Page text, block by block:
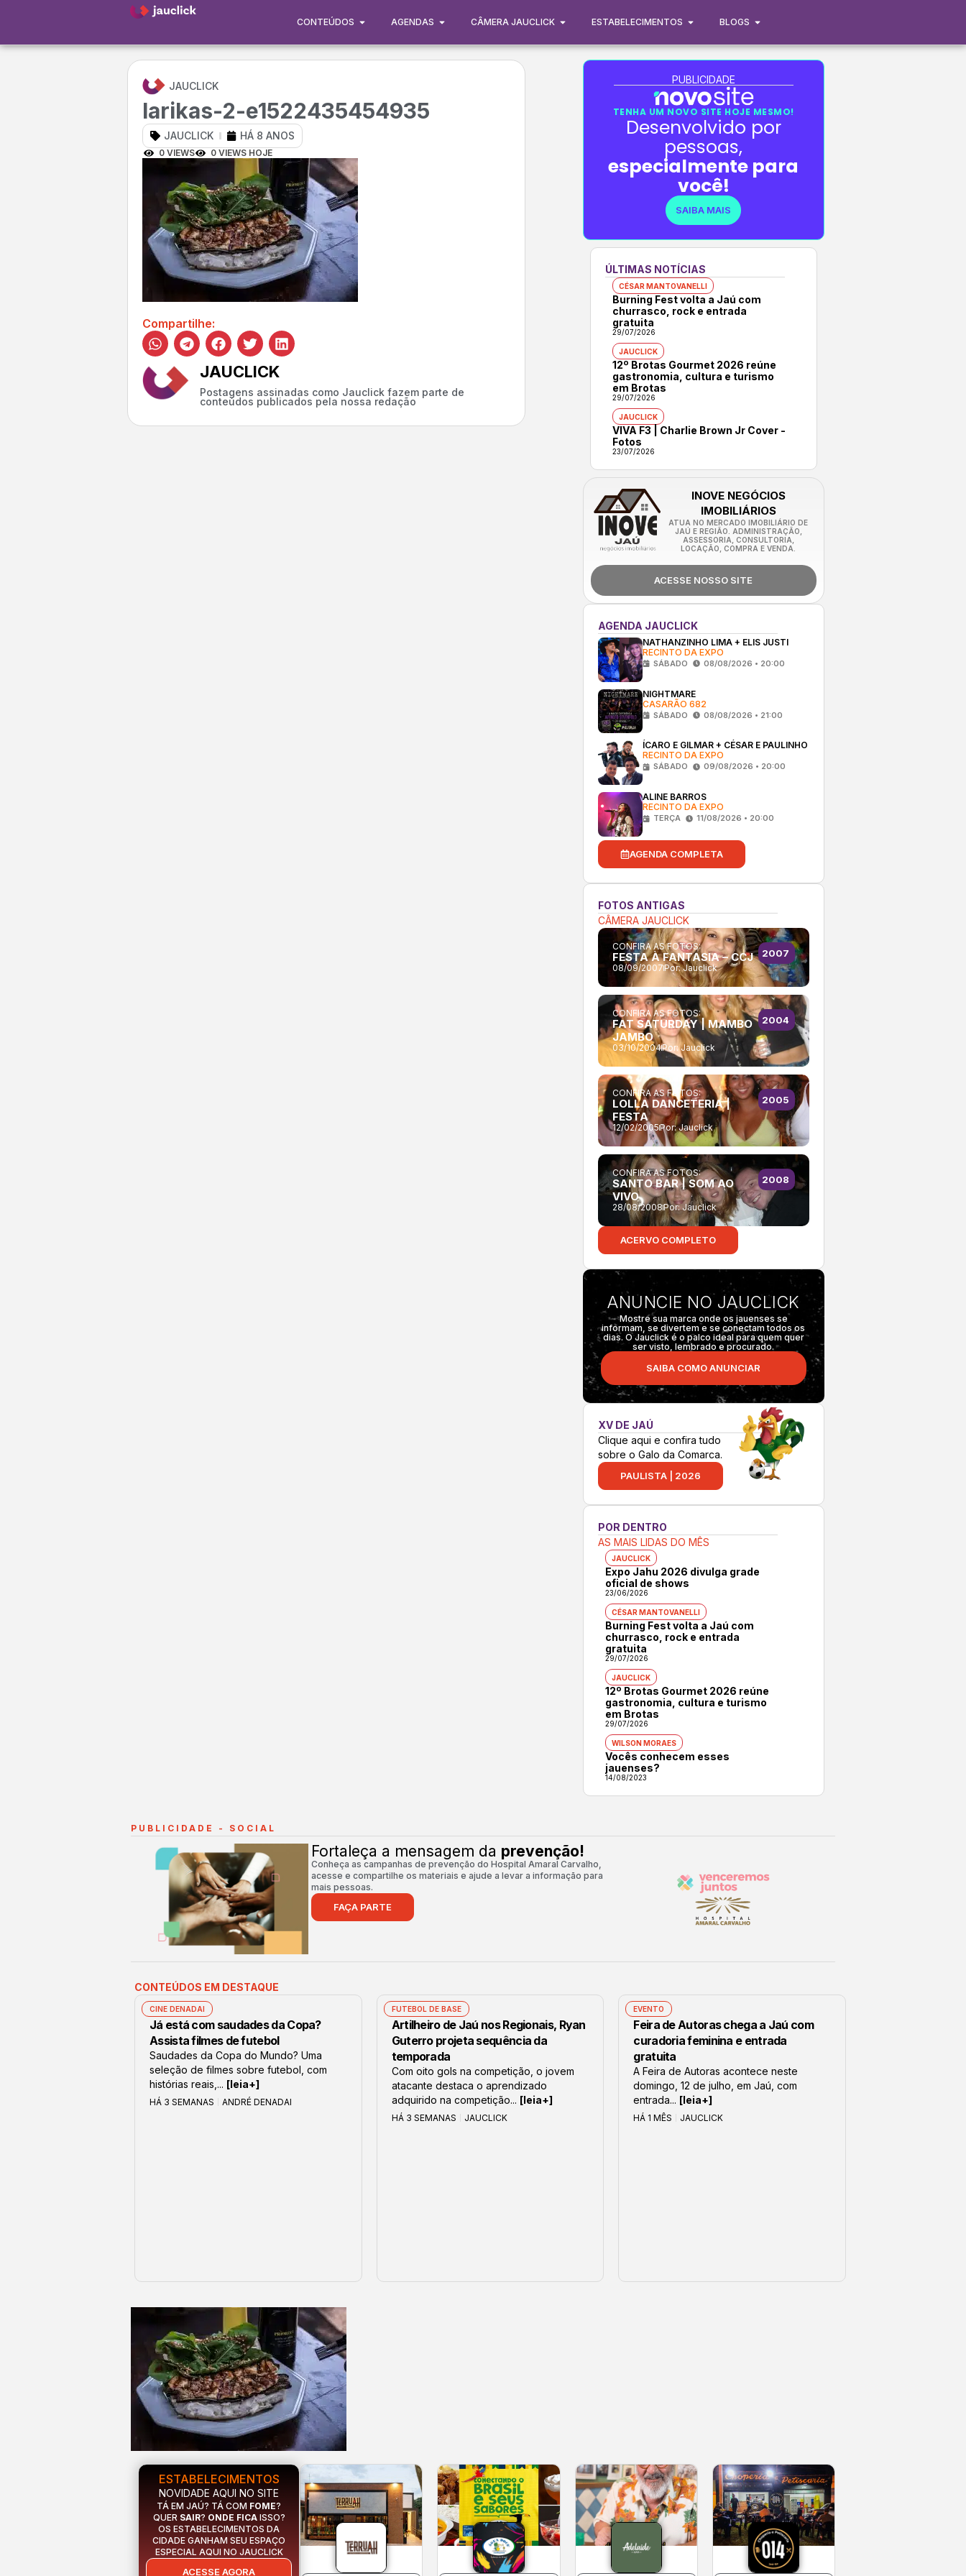
CONTEÚDOS AGENDAS CÂMERA JAUCLICK ESTABELECIMENTOS BLOGS
JAUCLICK
larikas-2-e1522435454935
JAUCLICK HÁ 8 ANOS
0 VIEWS 0 VIEWS HOJE
Compartilhe:
JAUCLICK
Postagens assinadas como Jauclick fazem parte de
conteúdos publicados pela nossa redação
PUBLICIDADE
TENHA UM NOVO SITE HOJE MESMO!
Desenvolvido por
pessoas,
especialmente para
você!
SAIBA MAIS
ÚLTIMAS NOTÍCIAS
CÉSAR MANTOVANELLI
Burning Fest volta a Jaú com
churrasco, rock e entrada
gratuita
29/07/2026
JAUCLICK
12º Brotas Gourmet 2026 reúne
gastronomia, cultura e turismo
em Brotas
29/07/2026
JAUCLICK
VIVA F3 | Charlie Brown Jr Cover -
Fotos
23/07/2026
INOVE NEGÓCIOS
IMOBILIÁRIOS
ATUA NO MERCADO IMOBILIÁRIO DE
JAÚ E REGIÃO. ADMINISTRAÇÃO,
ASSESSORIA, CONSULTORIA,
LOCAÇÃO, COMPRA E VENDA.
ACESSE NOSSO SITE
AGENDA JAUCLICK
NATHANZINHO LIMA + ELIS JUSTI
RECINTO DA EXPO
SÁBADO 08/08/2026 • 20:00
NIGHTMARE
CASARÃO 682
SÁBADO 08/08/2026 • 21:00
ÍCARO E GILMAR + CÉSAR E PAULINHO
RECINTO DA EXPO
SÁBADO 09/08/2026 • 20:00
ALINE BARROS
RECINTO DA EXPO
TERÇA 11/08/2026 • 20:00
AGENDA COMPLETA
FOTOS ANTIGAS
CÂMERA JAUCLICK
CONFIRA AS FOTOS:
FESTA À FANTASIA – CCJ
08/09/2007Por:Jauclick
2007
CONFIRA AS FOTOS:
FAT SATURDAY | MAMBO
JAMBO
03/10/2004Por:Jauclick
2004
CONFIRA AS FOTOS:
LOLLA DANCETERIA |
FESTA
12/02/2005Por:Jauclick
2005
CONFIRA AS FOTOS:
SANTO BAR | SOM AO
VIVO
28/08/2008Por:Jauclick
2008
ACERVO COMPLETO
ANUNCIE NO JAUCLICK
Mostre sua marca onde os jauenses se
informam, se divertem e se conectam todos os
dias. O Jauclick é o palco ideal para quem quer
ser visto, lembrado e procurado.
SAIBA COMO ANUNCIAR
XV DE JAÚ
Clique aqui e confira tudo
sobre o Galo da Comarca.
PAULISTA | 2026
POR DENTRO
AS MAIS LIDAS DO MÊS
JAUCLICK
Expo Jahu 2026 divulga grade
oficial de shows
23/06/2026
CÉSAR MANTOVANELLI
Burning Fest volta a Jaú com
churrasco, rock e entrada
gratuita
29/07/2026
JAUCLICK
12º Brotas Gourmet 2026 reúne
gastronomia, cultura e turismo
em Brotas
29/07/2026
WILSON MORAES
Vocês conhecem esses
jauenses?
14/08/2023
PUBLICIDADE - SOCIAL
Fortaleça a mensagem da prevenção!
Conheça as campanhas de prevenção do Hospital Amaral Carvalho,
acesse e compartilhe os materiais e ajude a levar a informação para
mais pessoas.
FAÇA PARTE
CONTEÚDOS EM DESTAQUE
CINE DENADAI
Já está com saudades da Copa?
Assista filmes de futebol
Saudades da Copa do Mundo? Uma
seleção de filmes sobre futebol, com
histórias reais,... [leia+]
HÁ 3 SEMANAS ANDRÉ DENADAI
FUTEBOL DE BASE
Artilheiro de Jaú nos Regionais, Ryan
Guterro projeta sequência da
temporada
Com oito gols na competição, o jovem
atacante destaca o aprendizado
adquirido na competição... [leia+]
HÁ 3 SEMANAS JAUCLICK
EVENTO
Feira de Autoras chega a Jaú com
curadoria feminina e entrada
gratuita
A Feira de Autoras acontece neste
domingo, 12 de julho, em Jaú, com
entrada... [leia+]
HÁ 1 MÊS JAUCLICK
ESTABELECIMENTOS
NOVIDADE AQUI NO SITE
TÁ EM JAÚ? TÁ COM FOME?
QUER SAIR? ONDE FICAISSO?
OS ESTABELECIMENTOS DA
CIDADE GANHAM SEU ESPAÇO
ESPECIAL AQUI NO JAUCLICK
ACESSE AGORA